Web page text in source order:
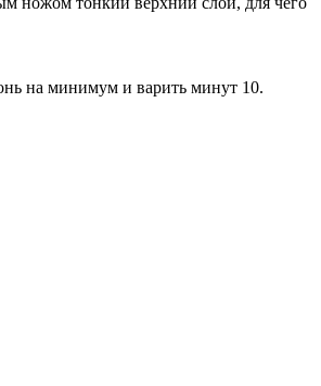
на минимум и варить минут 10.